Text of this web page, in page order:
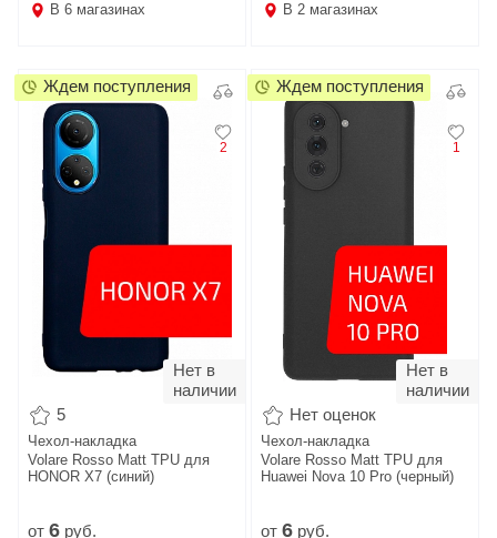
В 6 магазинах В 2 магазинах
2
Нет в
наличии
5
Чехол-накладка
Volare Rosso Matt TPU для
HONOR X7 (синий)
от 6 руб.
Ждем поступления
1
Нет в
наличии
Нет оценок
Чехол-накладка
Volare Rosso Matt TPU для
Huawei Nova 10 Pro (черный)
от 6 руб.
Ждем поступления